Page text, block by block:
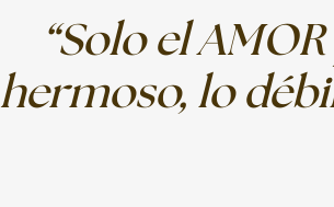
“Solo el
hermoso, lo